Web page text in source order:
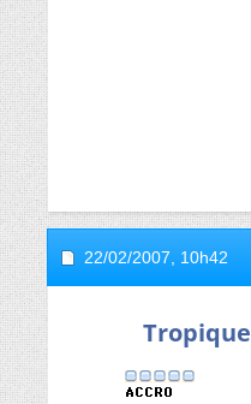
22/02/2007, 10h42
Tropique